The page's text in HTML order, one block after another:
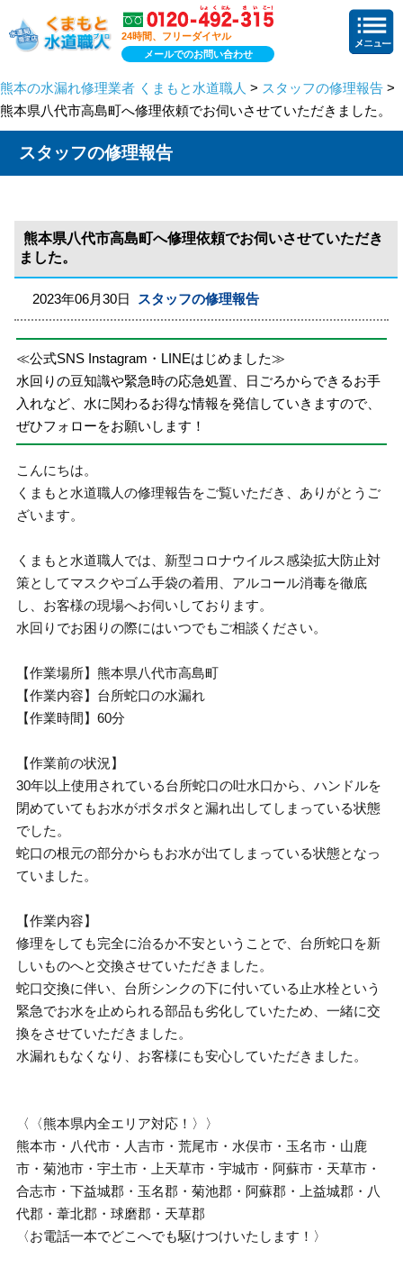
24時間、フリーダイヤル
メールでのお問い合わせ
熊本の水漏れ修理業者 くまもと水道職人 > スタッフの修理報告 >
熊本県八代市高島町へ修理依頼でお伺いさせていただきました。
スタッフの修理報告
熊本県八代市高島町へ修理依頼でお伺いさせていただき
ました。
2023年06月30日 スタッフの修理報告
≪公式SNS Instagram・LINEはじめました≫
水回りの豆知識や緊急時の応急処置、日ごろからできるお手
入れなど、水に関わるお得な情報を発信していきますので、
ぜひフォローをお願いします！
こんにちは。
くまもと水道職人の修理報告をご覧いただき、ありがとうご
ざいます。
くまもと水道職人では、新型コロナウイルス感染拡大防止対
策としてマスクやゴム手袋の着用、アルコール消毒を徹底
し、お客様の現場へお伺いしております。
水回りでお困りの際にはいつでもご相談ください。
【作業場所】熊本県八代市高島町
【作業内容】台所蛇口の水漏れ
【作業時間】60分
【作業前の状況】
30年以上使用されている台所蛇口の吐水口から、ハンドルを
閉めていてもお水がポタポタと漏れ出してしまっている状態
でした。
蛇口の根元の部分からもお水が出てしまっている状態となっ
ていました。
【作業内容】
修理をしても完全に治るか不安ということで、台所蛇口を新
しいものへと交換させていただきました。
蛇口交換に伴い、台所シンクの下に付いている止水栓という
緊急でお水を止められる部品も劣化していたため、一緒に交
換をさせていただきました。
水漏れもなくなり、お客様にも安心していただきました。
〈〈熊本県内全エリア対応！〉〉
熊本市・八代市・人吉市・荒尾市・水俣市・玉名市・山鹿
市・菊池市・宇土市・上天草市・宇城市・阿蘇市・天草市・
合志市・下益城郡・玉名郡・菊池郡・阿蘇郡・上益城郡・八
代郡・葦北郡・球磨郡・天草郡
〈お電話一本でどこへでも駆けつけいたします！〉